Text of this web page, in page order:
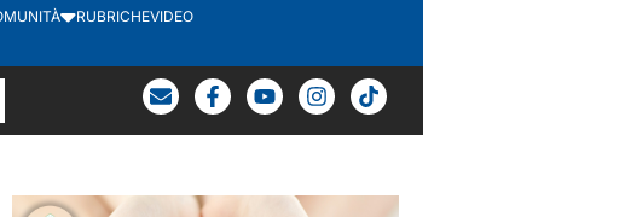
RUBRICHEVIDEO